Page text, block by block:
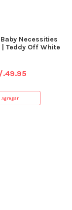
Necessities
| Teddy Off White
.49.95
Agregar